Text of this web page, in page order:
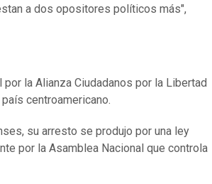
a dos opositores políticos más",
la Alianza Ciudadanos por la Libertad
centroamericano.
su arresto se produjo por una ley
por la Asamblea Nacional que controla